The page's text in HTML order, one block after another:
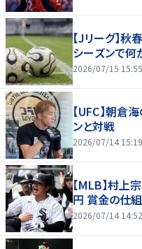
【Jリーグ】
シーズンで何
2026/07/15 15:55
【UFC】朝
ンと対戦
2026/07/14 15:19
【MLB】村
円 賞金の仕
2026/07/14 14:52